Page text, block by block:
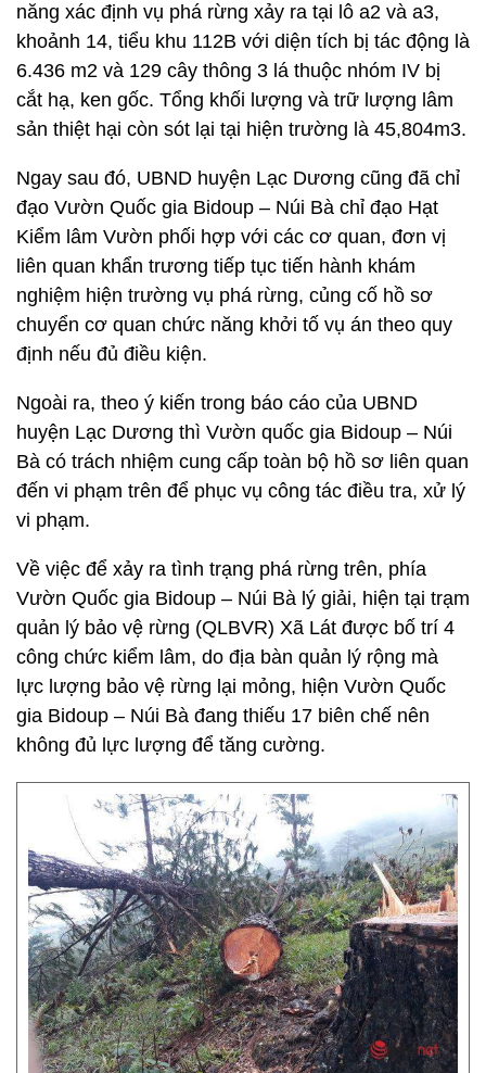
năng xác định vụ phá rừng xảy ra tại lô a2 và a3,
khoảnh 14, tiểu khu 112B với diện tích bị tác động là
6.436 m2 và 129 cây thông 3 lá thuộc nhóm IV bị
cắt hạ, ken gốc. Tổng khối lượng và trữ lượng lâm
sản thiệt hại còn sót lại tại hiện trường là 45,804m3.
Ngay sau đó, UBND huyện Lạc Dương cũng đã chỉ
đạo Vườn Quốc gia Bidoup – Núi Bà chỉ đạo Hạt
Kiểm lâm Vườn phối hợp với các cơ quan, đơn vị
liên quan khẩn trương tiếp tục tiến hành khám
nghiệm hiện trường vụ phá rừng, củng cố hồ sơ
chuyển cơ quan chức năng khởi tố vụ án theo quy
định nếu đủ điều kiện.
Ngoài ra, theo ý kiến trong báo cáo của UBND
huyện Lạc Dương thì Vườn quốc gia Bidoup – Núi
Bà có trách nhiệm cung cấp toàn bộ hồ sơ liên quan
đến vi phạm trên để phục vụ công tác điều tra, xử lý
vi phạm.
Về việc để xảy ra tình trạng phá rừng trên, phía
Vườn Quốc gia Bidoup – Núi Bà lý giải, hiện tại trạm
quản lý bảo vệ rừng (QLBVR) Xã Lát được bố trí 4
công chức kiểm lâm, do địa bàn quản lý rộng mà
lực lượng bảo vệ rừng lại mỏng, hiện Vườn Quốc
gia Bidoup – Núi Bà đang thiếu 17 biên chế nên
không đủ lực lượng để tăng cường.